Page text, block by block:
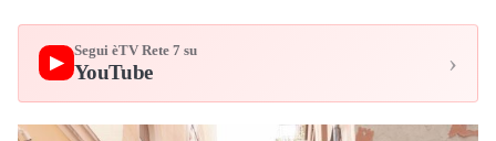
▶
Segui èTV Rete 7 su
YouTube ›